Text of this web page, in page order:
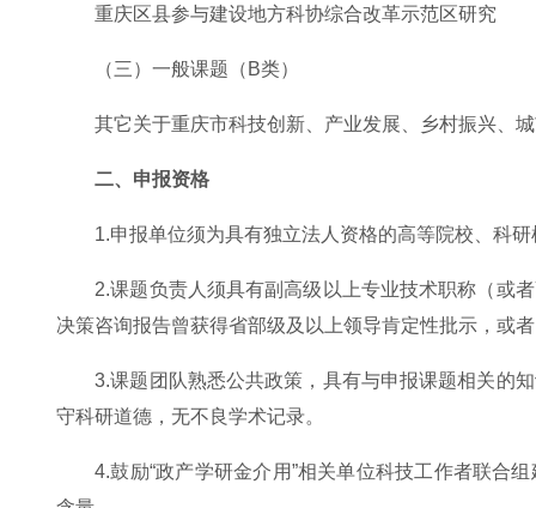
重庆区县参与建设地方科协综合改革示范区研究
（三）一般课题（B类）
其它关于重庆市科技创新、产业发展、乡村振兴、
二、申报资格
1.申报单位须为具有独立法人资格的高等院校、科
2.课题负责人须具有副高级以上专业技术职称（或
决策咨询报告曾获得省部级及以上领导肯定性批示，或
3.课题团队熟悉公共政策，具有与申报课题相关的
守科研道德，无不良学术记录。
4.鼓励“政产学研金介用”相关单位科技工作者联合